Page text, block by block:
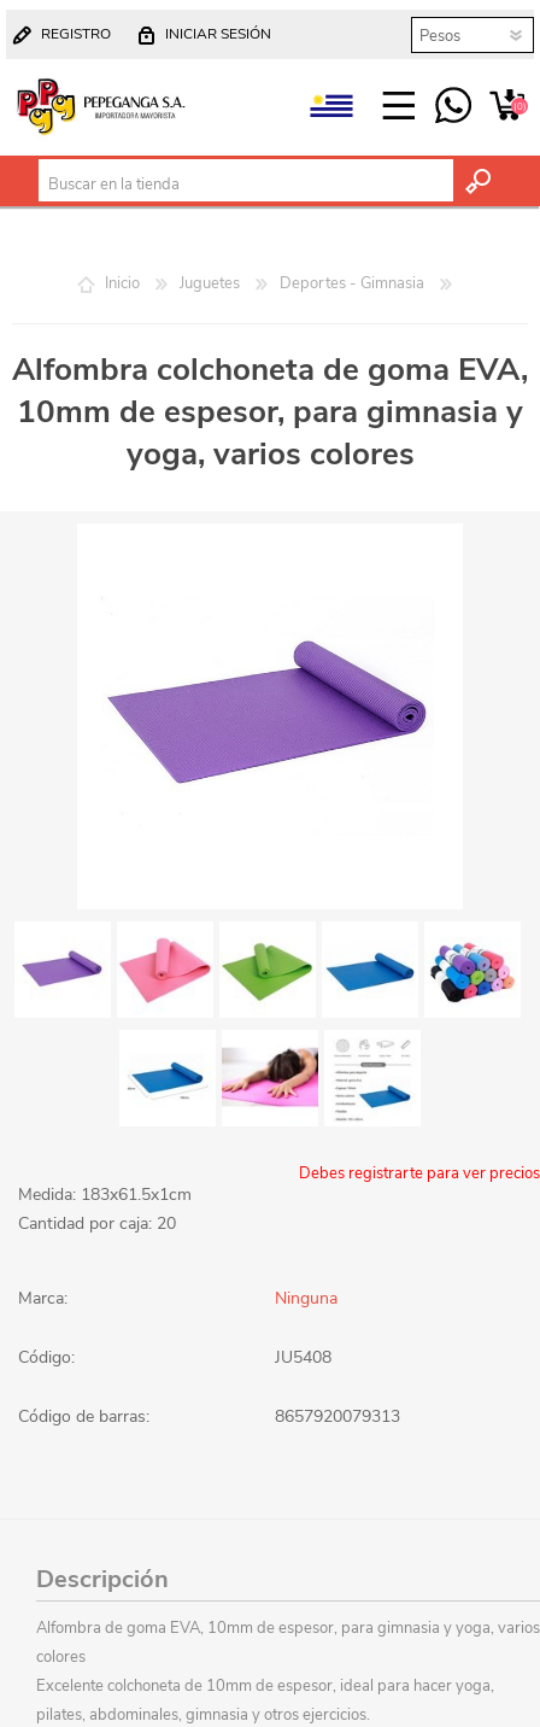
REGISTRO INICIAR SESIÓN
(0)
Inicio Juguetes Deportes - Gimnasia
Alfombra colchoneta de goma EVA,
10mm de espesor, para gimnasia y
yoga, varios colores
Debes registrarte para ver precios
Medida: 183x61.5x1cm
Cantidad por caja: 20
Marca: Ninguna
Código: JU5408
Código de barras: 8657920079313
Descripción
Alfombra de goma EVA, 10mm de espesor, para gimnasia y yoga, varios
colores
Excelente colchoneta de 10mm de espesor, ideal para hacer yoga,
pilates, abdominales, gimnasia y otros ejercicios.